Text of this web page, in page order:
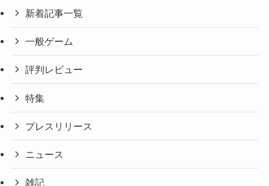
新着記事一覧
一般ゲーム
評判レビュー
特集
プレスリリース
ニュース
雑記